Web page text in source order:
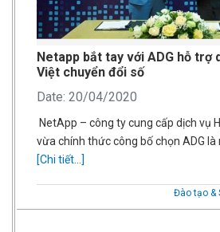
Netapp bắt tay với ADG hỗ trợ
Việt chuyển đổi số
Date: 20/04/2020
NetApp – công ty cung cấp dịch vụ
vừa chính thức công bố chọn ADG là
[Chi tiết...]
Đào tạo &